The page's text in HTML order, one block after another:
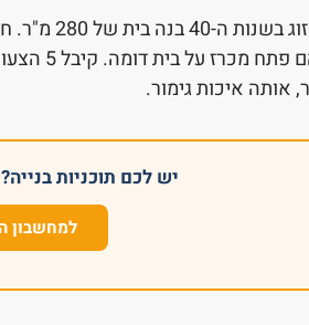
אותה איכות גימור.
יש לכם תוכניות בנייה?
למחשבון